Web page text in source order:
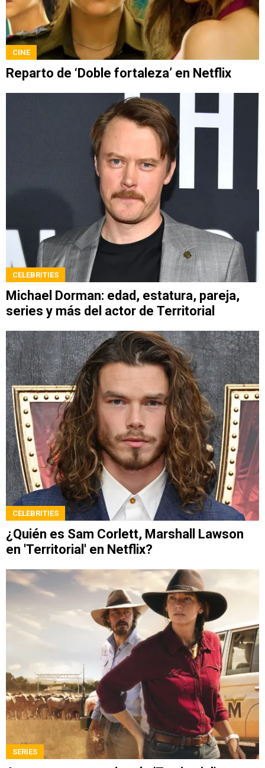
CINE
Reparto de ‘Doble fortaleza’ en Netflix
CELEBRITIES
Michael Dorman: edad, estatura, pareja,
series y más del actor de Territorial
CELEBRITIES
¿Quién es Sam Corlett, Marshall Lawson
en 'Territorial' en Netflix?
SERIES